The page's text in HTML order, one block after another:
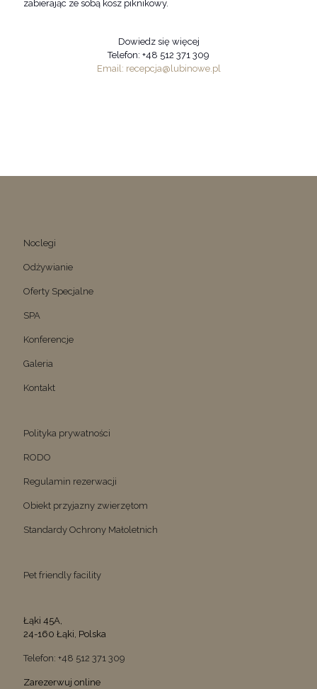
zabierając ze sobą kosz piknikowy.
Dowiedz się więcej
Telefon: +48 512 371 309
Email: recepcja@lubinowe.pl
Noclegi
Odżywianie
Oferty Specjalne
SPA
Konferencje
Galeria
Kontakt
Polityka prywatności
RODO
Regulamin rezerwacji
Obiekt przyjazny zwierzętom
Standardy Ochrony Małoletnich
Pet friendly facility
Łąki 45A,
24-160 Łąki, Polska
Telefon: +48 512 371 309
Zarezerwuj online